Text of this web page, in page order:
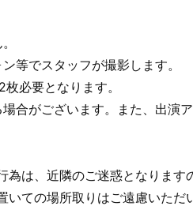
等でスタッフが撮影します。
必要となります。
合がございます。また、出演
は、近隣のご迷惑となります
ての場所取りはご遠慮いただ